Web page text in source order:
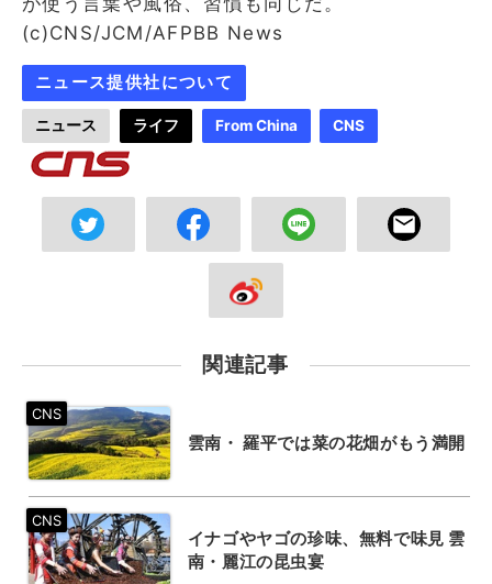
(c)CNS/JCM/AFPBB News
ニュース提供社について
ニュース ライフ From China CNS
関連記事
雲南・ 羅平では菜の花畑がもう満開
イナゴやヤゴの珍味、無料で味見 雲
南・麗江の昆虫宴